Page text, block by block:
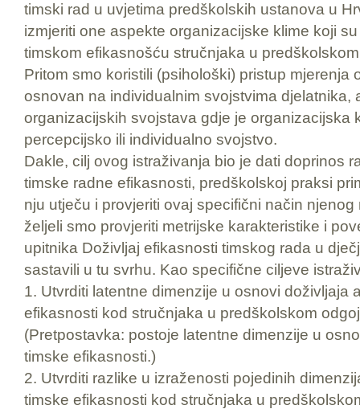
timski rad u uvjetima predškolskih ustanova u
izmjeriti one aspekte organizacijske klime koji
timskom efikasnošću stručnjaka u
Pritom smo koristili (psihološki) pristup mjerenja
osnovan na individualnim svojstvima djelatnika,
organizacijskih svojstava gdje je organizacijska
percepcijsko ili individualno svojstvo.
Dakle, cilj ovog istraživanja bio je dati doprinos
timske radne efikasnosti, predškolskoj praksi
nju utječu i provjeriti ovaj specifični način
željeli smo provjeriti metrijske karakteristike i
upitnika Doživljaj efikasnosti timskog rada u
sastavili u tu svrhu. Kao specifične ciljeve
1. Utvrditi latentne dimenzije u osnovi doživljaja
efikasnosti kod stručnjaka u predškolskom
(Pretpostavka: postoje latentne dimenzije u
timske efikasnosti.)
2. Utvrditi razlike u izraženosti pojedinih
timske efikasnosti kod stručnjaka u